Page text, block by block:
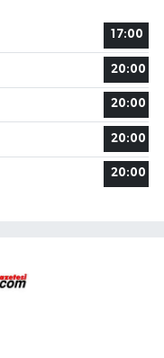
17:00
20:00
20:00
20:00
20:00